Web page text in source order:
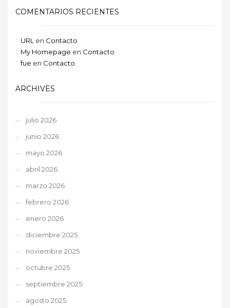
COMENTARIOS RECIENTES
URL en Contacto
My Homepage en Contacto
fue en Contacto
ARCHIVES
julio 2026
junio 2026
mayo 2026
abril 2026
marzo 2026
febrero 2026
enero 2026
diciembre 2025
noviembre 2025
octubre 2025
septiembre 2025
agosto 2025